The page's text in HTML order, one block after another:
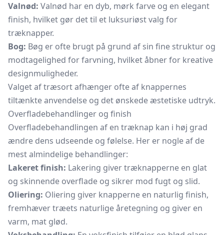
Valnød: Valnød har en dyb, mørk farve og en elegant
finish, hvilket gør det til et luksuriøst valg for
træknapper.
Bog: Bøg er ofte brugt på grund af sin fine struktur og
modtagelighed for farvning, hvilket åbner for kreative
designmuligheder.
Valget af træsort afhænger ofte af knappernes
tiltænkte anvendelse og det ønskede æstetiske udtryk.
Overfladebehandlinger og finish
Overfladebehandlingen af en træknap kan i høj grad
ændre dens udseende og følelse. Her er nogle af de
mest almindelige behandlinger:
Lakeret finish: Lakering giver træknapperne en glat
og skinnende overflade og sikrer mod fugt og slid.
Oliering: Oliering giver knapperne en naturlig finish,
fremhæver træets naturlige åretegning og giver en
varm, mat glød.